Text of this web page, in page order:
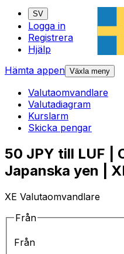
SV
Logga in
Registrera
Hjälp
Hämta appen Växla meny
Valutaomvandlare
Valutadiagram
Kurslarm
Skicka pengar
50 JPY till LUF |
Japanska yen |
XE Valutaomvandlare
Från
Från